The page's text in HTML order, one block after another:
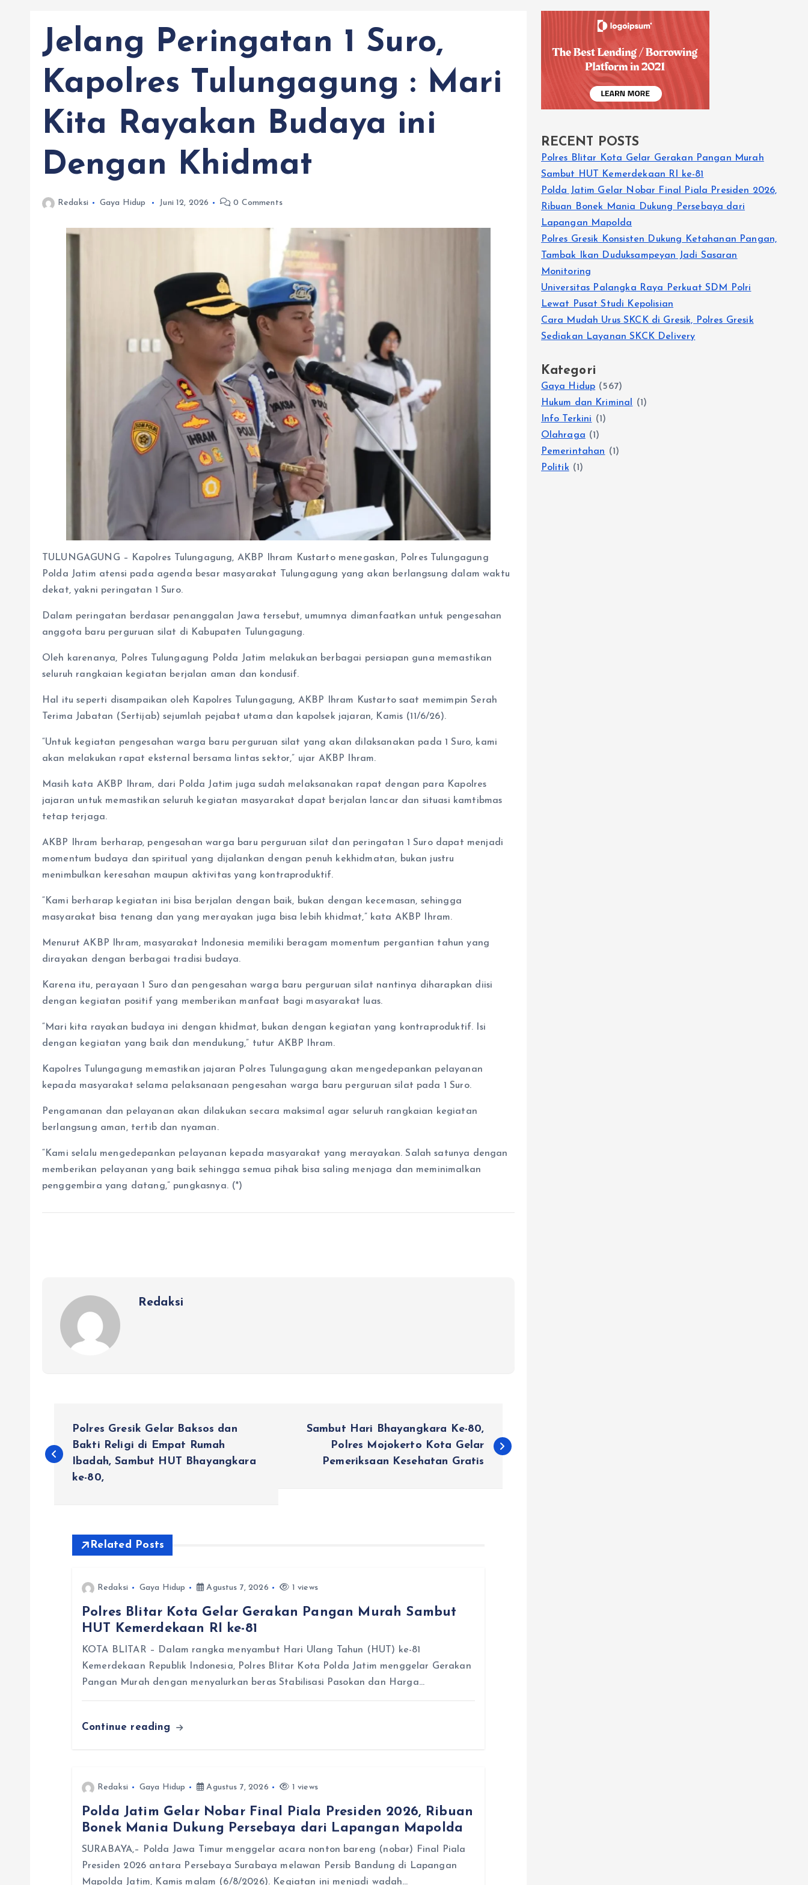
Jelang Peringatan 1 Suro,
Kapolres Tulungagung : Mari
Kita Rayakan Budaya ini
Dengan Khidmat
Redaksi Gaya Hidup Juni 12, 2026 0 Comments
TULUNGAGUNG – Kapolres Tulungagung, AKBP Ihram Kustarto menegaskan, Polres Tulungagung
Polda Jatim atensi pada agenda besar masyarakat Tulungagung yang akan berlangsung dalam waktu
dekat, yakni peringatan 1 Suro.
Dalam peringatan berdasar penanggalan Jawa tersebut, umumnya dimanfaatkan untuk pengesahan
anggota baru perguruan silat di Kabupaten Tulungagung.
Oleh karenanya, Polres Tulungagung Polda Jatim melakukan berbagai persiapan guna memastikan
seluruh rangkaian kegiatan berjalan aman dan kondusif.
Hal itu seperti disampaikan oleh Kapolres Tulungagung, AKBP Ihram Kustarto saat memimpin Serah
Terima Jabatan (Sertijab) sejumlah pejabat utama dan kapolsek jajaran, Kamis (11/6/26).
“Untuk kegiatan pengesahan warga baru perguruan silat yang akan dilaksanakan pada 1 Suro, kami
akan melakukan rapat eksternal bersama lintas sektor,” ujar AKBP Ihram.
Masih kata AKBP Ihram, dari Polda Jatim juga sudah melaksanakan rapat dengan para Kapolres
jajaran untuk memastikan seluruh kegiatan masyarakat dapat berjalan lancar dan situasi kamtibmas
tetap terjaga.
AKBP Ihram berharap, pengesahan warga baru perguruan silat dan peringatan 1 Suro dapat menjadi
momentum budaya dan spiritual yang dijalankan dengan penuh kekhidmatan, bukan justru
menimbulkan keresahan maupun aktivitas yang kontraproduktif.
“Kami berharap kegiatan ini bisa berjalan dengan baik, bukan dengan kecemasan, sehingga
masyarakat bisa tenang dan yang merayakan juga bisa lebih khidmat,” kata AKBP Ihram.
Menurut AKBP Ihram, masyarakat Indonesia memiliki beragam momentum pergantian tahun yang
dirayakan dengan berbagai tradisi budaya.
Karena itu, perayaan 1 Suro dan pengesahan warga baru perguruan silat nantinya diharapkan diisi
dengan kegiatan positif yang memberikan manfaat bagi masyarakat luas.
“Mari kita rayakan budaya ini dengan khidmat, bukan dengan kegiatan yang kontraproduktif. Isi
dengan kegiatan yang baik dan mendukung,” tutur AKBP Ihram.
Kapolres Tulungagung memastikan jajaran Polres Tulungagung akan mengedepankan pelayanan
kepada masyarakat selama pelaksanaan pengesahan warga baru perguruan silat pada 1 Suro.
Pengamanan dan pelayanan akan dilakukan secara maksimal agar seluruh rangkaian kegiatan
berlangsung aman, tertib dan nyaman.
“Kami selalu mengedepankan pelayanan kepada masyarakat yang merayakan. Salah satunya dengan
memberikan pelayanan yang baik sehingga semua pihak bisa saling menjaga dan meminimalkan
penggembira yang datang,” pungkasnya. (*)
Redaksi
a
Polres Gresik Gelar Baksos dan
Bakti Religi di Empat Rumah
Ibadah, Sambut HUT Bhayangkara
ke-80,
Sambut Hari Bhayangkara Ke-80,
Polres Mojokerto Kota Gelar
Pemeriksaan Kesehatan Gratis
Related Posts
Redaksi Gaya Hidup Agustus 7, 2026 1 views
Polres Blitar Kota Gelar Gerakan Pangan Murah Sambut
HUT Kemerdekaan RI ke-81
KOTA BLITAR – Dalam rangka menyambut Hari Ulang Tahun (HUT) ke-81
Kemerdekaan Republik Indonesia, Polres Blitar Kota Polda Jatim menggelar Gerakan
Pangan Murah dengan menyalurkan beras Stabilisasi Pasokan dan Harga…
Continue reading
Redaksi Gaya Hidup Agustus 7, 2026 1 views
Polda Jatim Gelar Nobar Final Piala Presiden 2026, Ribuan
Bonek Mania Dukung Persebaya dari Lapangan Mapolda
SURABAYA,– Polda Jawa Timur menggelar acara nonton bareng (nobar) Final Piala
Presiden 2026 antara Persebaya Surabaya melawan Persib Bandung di Lapangan
Mapolda Jatim, Kamis malam (6/8/2026). Kegiatan ini menjadi wadah…
RECENT POSTS
Polres Blitar Kota Gelar Gerakan Pangan Murah
Sambut HUT Kemerdekaan RI ke-81
Polda Jatim Gelar Nobar Final Piala Presiden 2026,
Ribuan Bonek Mania Dukung Persebaya dari
Lapangan Mapolda
Polres Gresik Konsisten Dukung Ketahanan Pangan,
Tambak Ikan Duduksampeyan Jadi Sasaran
Monitoring
Universitas Palangka Raya Perkuat SDM Polri
Lewat Pusat Studi Kepolisian
Cara Mudah Urus SKCK di Gresik, Polres Gresik
Sediakan Layanan SKCK Delivery
Kategori
Gaya Hidup (567)
Hukum dan Kriminal
(1)
Info Terkini (1)
Olahraga (1)
Pemerintahan (1)
Politik (1)